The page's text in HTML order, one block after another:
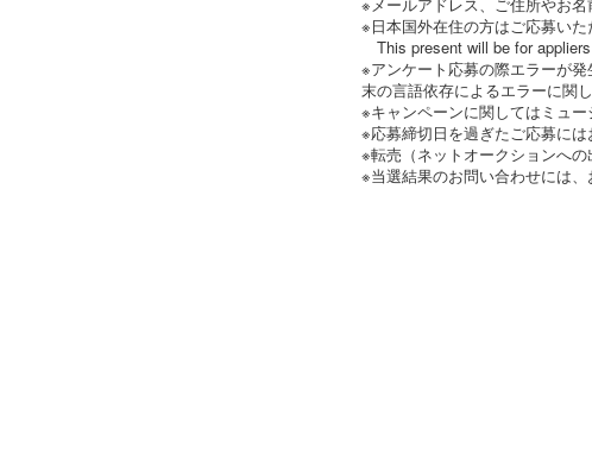
※日本国外在住の方はご応募い
This present will be for
※アンケート応募の際エラーが
末の言語依存によるエラーに関
※キャンペーンに関してはミュ
※応募締切日を過ぎたご応募には
※転売（ネットオークションへの
※当選結果のお問い合わせには、